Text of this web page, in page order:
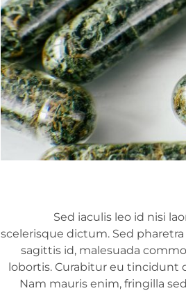
Sed iaculis leo id nisi
scelerisque dictum. Sed
sagittis id, malesuada
lobortis. Curabitur eu tincidunt
Nam mauris enim, fringilla